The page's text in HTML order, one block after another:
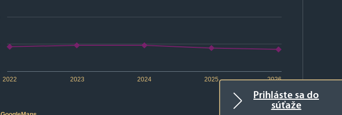
Prihláste sa do
súťaže
2022 2023 2024 2025 2026